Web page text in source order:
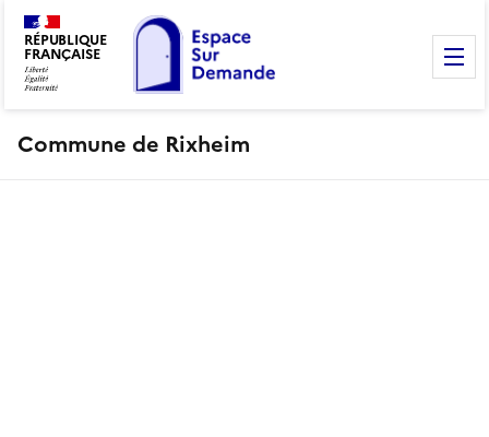
RÉPUBLIQUE
FRANÇAISE
Commune de Rixheim